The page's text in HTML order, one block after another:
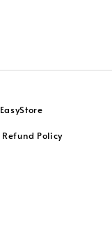
EasyStore
Refund Policy